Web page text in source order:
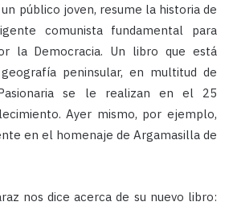
público joven, resume la historia de
comunista fundamental para
la Democracia. Un libro que está
peninsular, en multitud de
se le realizan en el 25
Ayer mismo, por ejemplo,
en el homenaje de Argamasilla de
nos dice acerca de su nuevo libro: